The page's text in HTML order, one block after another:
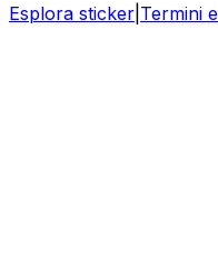
Esplora sticker Termini